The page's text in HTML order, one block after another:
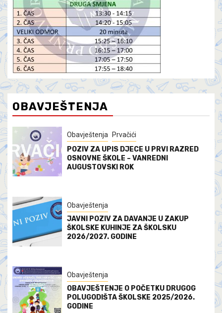
OBAVJEŠTENJA
Obavještenja Prvačići
POZIV ZA UPIS DJECE U PRVI RAZRED
OSNOVNE ŠKOLE – VANREDNI
AUGUSTOVSKI ROK
Obavještenja
JAVNI POZIV ZA DAVANJE U ZAKUP
ŠKOLSKE KUHINJE ZA ŠKOLSKU
2026/2027. GODINE
Obavještenja
OBAVJEŠTENJE O POČETKU DRUGOG
POLUGODIŠTA ŠKOLSKE 2025/2026.
GODINE